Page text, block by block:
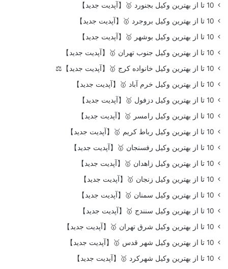
10 تا از بهترین وکیل بجنورد 🥇【آپدیت جدید】
10 تا از بهترین وکیل بروجرد 🥇【آپدیت جدید】
10 تا از بهترین وکیل بوشهر 🥇【آپدیت جدید】
10 تا از بهترین وکیل جنوب تهران 🥇【آپدیت جدید】
10 تا از بهترین وکیل خانواده کرج 🥇【آپدیت جدید】⚖️
10 تا از بهترین وکیل خرم آباد 🥇【آپدیت جدید】
10 تا از بهترین وکیل دزفول 🥇【آپدیت جدید】
10 تا از بهترین وکیل رامسر 🥇【آپدیت جدید】
10 تا از بهترین وکیل رباط کریم 🥇【آپدیت جدید】
10 تا از بهترین وکیل رفسنجان 🥇【آپدیت جدید】
10 تا از بهترین وکیل زاهدان 🥇【آپدیت جدید】
10 تا از بهترین وکیل زنجان 🥇【آپدیت جدید】
10 تا از بهترین وکیل سمنان 🥇【آپدیت جدید】
10 تا از بهترین وکیل سنندج 🥇【آپدیت جدید】
10 تا از بهترین وکیل شرق تهران 🥇【آپدیت جدید】
10 تا از بهترین وکیل شهر قدس 🥇【آپدیت جدید】
10 تا از بهترین وکیل شهرکرد 🥇【آپدیت جدید】